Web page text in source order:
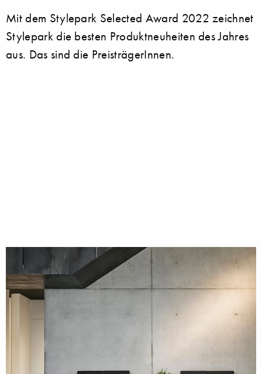
Mit dem Stylepark Selected Award 2022 zeichnet
Stylepark die besten Produktneuheiten des Jahres
aus. Das sind die PreisträgerInnen.